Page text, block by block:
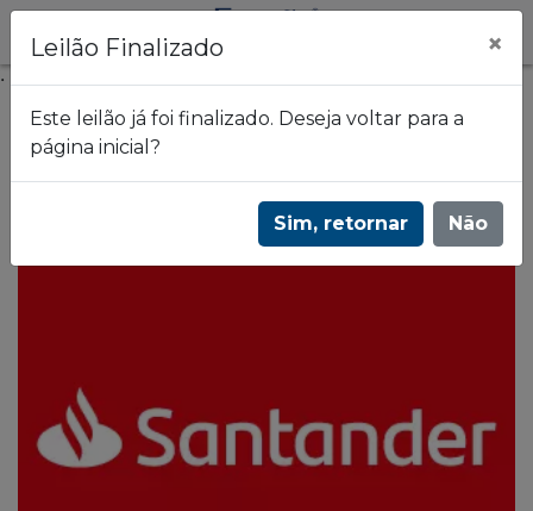
.
Frazão Leilões
2º Leilão de imóveis | Estados: RS - SP | 3600
Leilão Finalizado ×
Este leilão já foi finalizado. Deseja voltar para a
página inicial?
Sim, retornar Não